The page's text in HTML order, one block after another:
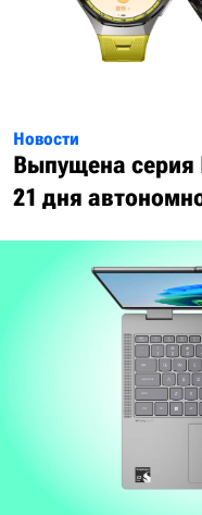
Новости
Выпущена серия
21 дня